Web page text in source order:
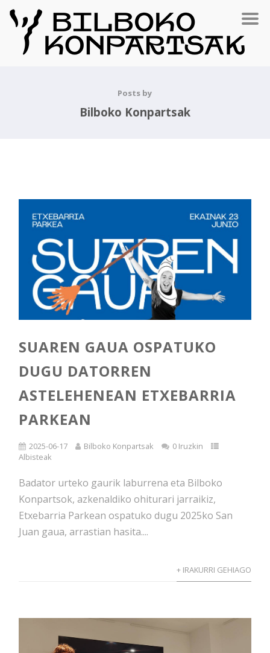
Posts by
Bilboko Konpartsak
SUAREN GAUA OSPATUKO
DUGU DATORREN
ASTELEHENEAN ETXEBARRIA
PARKEAN
2025-06-17 Bilboko Konpartsak
0 Iruzkin
Albisteak
Badator urteko gaurik laburrena eta Bilboko
Konpartsok, azkenaldiko ohiturari jarraikiz,
Etxebarria Parkean ospatuko dugu 2025ko San
Juan gaua, arrastian hasita....
+ IRAKURRI GEHIAGO